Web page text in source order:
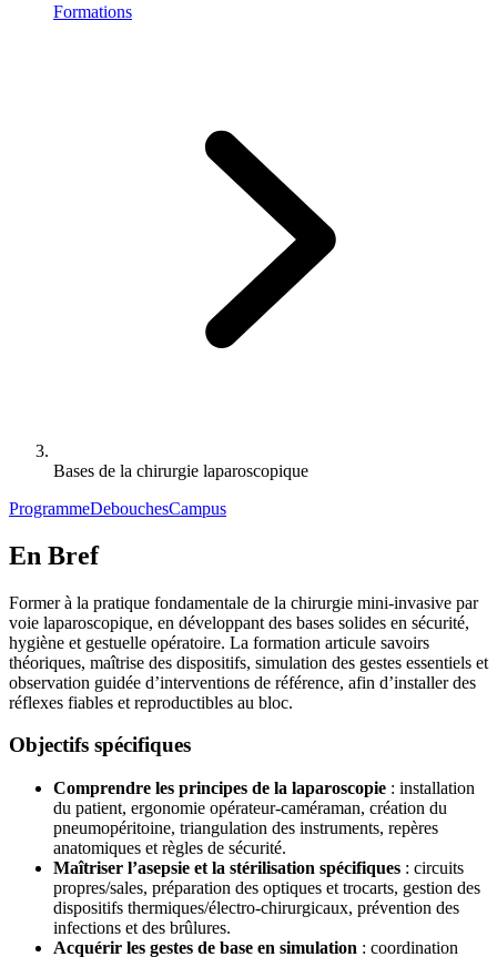
Formations
Bases de la chirurgie laparoscopique
ProgrammeDebouchesCampus
En Bref
Former à la pratique fondamentale de la chirurgie mini-invasive par
voie laparoscopique, en développant des bases solides en sécurité,
hygiène et gestuelle opératoire. La formation articule savoirs
théoriques, maîtrise des dispositifs, simulation des gestes essentiels et
observation guidée d’interventions de référence, afin d’installer des
réflexes fiables et reproductibles au bloc.
Objectifs spécifiques
Comprendre les principes de la laparoscopie : installation
du patient, ergonomie opérateur-caméraman, création du
pneumopéritoine, triangulation des instruments, repères
anatomiques et règles de sécurité.
Maîtriser l’asepsie et la stérilisation spécifiques : circuits
propres/sales, préparation des optiques et trocarts, gestion des
dispositifs thermiques/électro-chirurgicaux, prévention des
infections et des brûlures.
Acquérir les gestes de base en simulation : coordination